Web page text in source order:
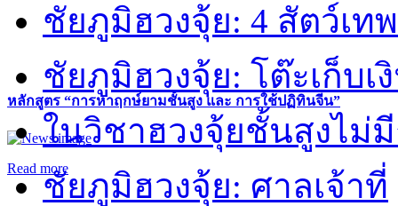
หลักสูตร “การหาฤกษ์ยามชั้นสูง และ การใช้ปฏิทินจีน”
Read more
ชัยภูมิฮวงจุ้ย: 4 สัตว์เทพ
ชัยภูมิฮวงจุ้ย: โต๊ะเก็บเ
ในวิชาฮวงจุ้ยชั้นสูงไม่
ชัยภูมิฮวงจุ้ย: ศาลเจ้าที่